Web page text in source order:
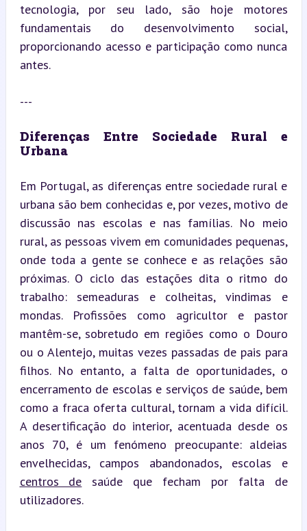
tecnologia, por seu lado, são hoje motores
fundamentais do desenvolvimento social,
proporcionando acesso e participação como nunca
antes.
---
Diferenças Entre Sociedade Rural e
Urbana
Em Portugal, as diferenças entre sociedade rural e
urbana são bem conhecidas e, por vezes, motivo de
discussão nas escolas e nas famílias. No meio
rural, as pessoas vivem em comunidades pequenas,
onde toda a gente se conhece e as relações são
próximas. O ciclo das estações dita o ritmo do
trabalho: semeaduras e colheitas, vindimas e
mondas. Profissões como agricultor e pastor
mantêm-se, sobretudo em regiões como o Douro
ou o Alentejo, muitas vezes passadas de pais para
filhos. No entanto, a falta de oportunidades, o
encerramento de escolas e serviços de saúde, bem
como a fraca oferta cultural, tornam a vida difícil.
A desertificação do interior, acentuada desde os
anos 70, é um fenómeno preocupante: aldeias
envelhecidas, campos abandonados, escolas e
centros de saúde que fecham por falta de
utilizadores.